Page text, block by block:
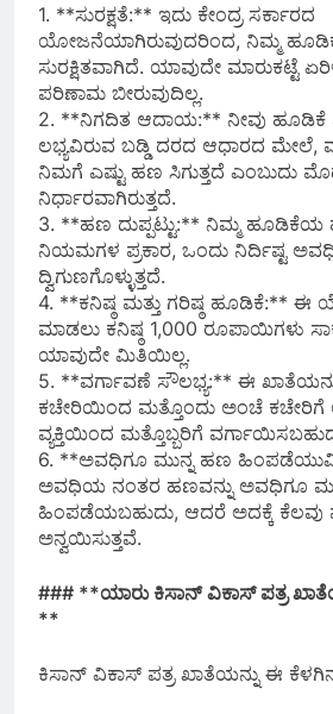
1. **ಸುರಕ್ಷತೆ:** ಇದು ಕೇಂದ್ರ ಸರ್ಕಾರದ
ಯೋಜನೆಯಾಗಿರುವುದರಿಂದ, ನಿಮ್ಮ
ಸುರಕ್ಷಿತವಾಗಿದೆ. ಯಾವುದೇ ಮಾರುಕಟ್ಟೆ
ಪರಿಣಾಮ ಬೀರುವುದಿಲ್ಲ.
2. **ನಿಗದಿತ ಆದಾಯ:** ನೀವು
ಲಭ್ಯವಿರುವ ಬಡ್ಡಿ ದರದ ಆಧಾರದ ಮೇಲೆ,
ನಿಮಗೆ ಎಷ್ಟು ಹಣ ಸಿಗುತ್ತದೆ ಎಂಬುದು
ನಿರ್ಧಾರವಾಗಿರುತ್ತದೆ.
3. **ಹಣ ದುಪ್ಪಟ್ಟು:** ನಿಮ್ಮ ಹೂಡಿಕೆಯ
ನಿಯಮಗಳ ಪ್ರಕಾರ, ಒಂದು ನಿರ್ದಿಷ್ಟ
ದ್ವಿಗುಣಗೊಳ್ಳುತ್ತದೆ.
4. **ಕನಿಷ್ಠ ಮತ್ತು ಗರಿಷ್ಠ ಹೂಡಿಕೆ:**
ಮಾಡಲು ಕನಿಷ್ಠ 1,000 ರೂಪಾಯಿಗಳು
ಯಾವುದೇ ಮಿತಿಯಿಲ್ಲ.
5. **ವರ್ಗಾವಣೆ ಸೌಲಭ್ಯ:** ಈ
ಕಚೇರಿಯಿಂದ ಮತ್ತೊಂದು ಅಂಚೆ ಕಚೇರಿಗೆ
ವ್ಯಕ್ತಿಯಿಂದ ಮತ್ತೊಬ್ಬರಿಗೆ
6. **ಅವಧಿಗೂ ಮುನ್ನ ಹಣ
ಅವಧಿಯ ನಂತರ ಹಣವನ್ನು ಅವಧಿಗೂ
ಹಿಂಪಡೆಯಬಹುದು, ಆದರೆ ಅದಕ್ಕೆ ಕೆಲವು
ಅನ್ವಯಿಸುತ್ತವೆ.
### **ಯಾರು ಕಿಸಾನ್ ವಿಕಾಸ್ ಪತ್ರ
**
ಕಿಸಾನ್ ವಿಕಾಸ್ ಪತ್ರ ಖಾತೆಯನ್ನು ಈ